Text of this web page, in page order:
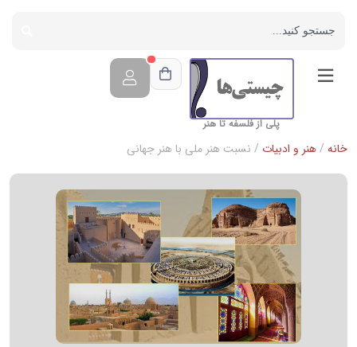
پلی از فلسفه تا هنر
خانه /هنر و ادبیات / نسبت هنر ملی با هنر جهانی